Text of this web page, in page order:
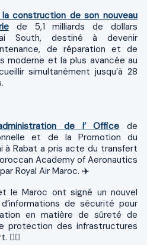
construction de son nouveau
de 5,1 milliards de dollars
South, destiné à devenir
de réparation et de
moderne et la plus avancée au
simultanément jusqu’à 28
de l’ Office de
et de la Promotion du
à Rabat a pris acte du transfert
Academy of Aeronautics
Royal Air Maroc. ✈️
de sécurité pour
en matière de sûreté de
protection des infrastructures
🕵‍♀️